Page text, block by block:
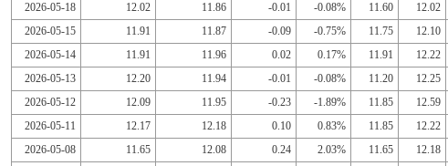
2026-05-18
12.02 11.86 -0.01 -0.08% 11.60 12.02
2026-05-15
11.91 11.87 -0.09 -0.75% 11.75 12.10
2026-05-14
11.91 11.96 0.02 0.17% 11.91 12.22
2026-05-13
12.20 11.94 -0.01 -0.08% 11.20 12.25
2026-05-12
12.09 11.95 -0.23 -1.89% 11.85 12.59
2026-05-11
12.17 12.18 0.10 0.83% 11.85 12.22
2026-05-08
11.65 12.08 0.24 2.03% 11.65 12.18